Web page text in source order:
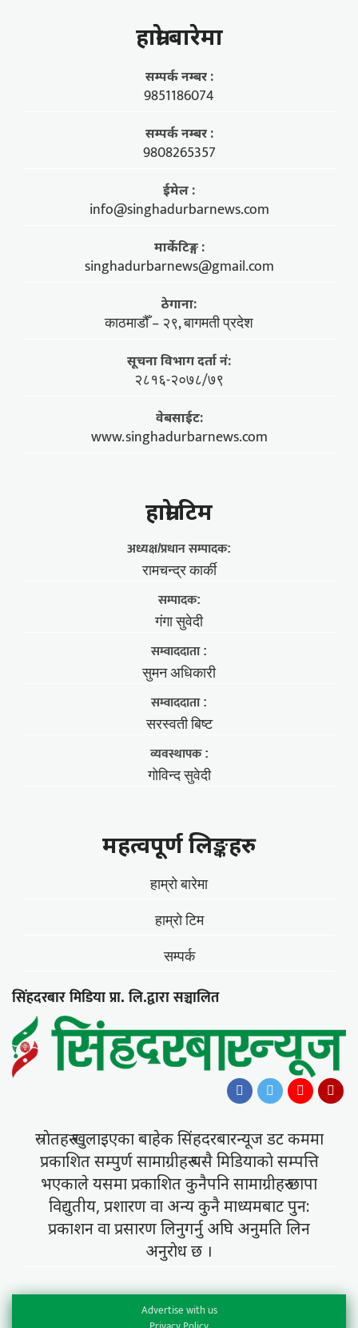
हाम्राे बारेमा
सम्पर्क नम्बर :
9851186074
सम्पर्क नम्बर :
9808265357
ईमेल :
info@singhadurbarnews.com
मार्केटिङ्ग :
singhadurbarnews@gmail.com
ठेगाना:
काठमाडौँ – २९, बागमती प्रदेश
सूचना विभाग दर्ता नं:
२८१६-२०७८/७९
वेबसाईट:
www.singhadurbarnews.com
हाम्राे टिम
अध्यक्ष/प्रधान सम्पादक:
रामचन्द्र कार्की
सम्पादक:
गंगा सुवेदी
सम्वाददाता :
सुमन अधिकारी
सम्वाददाता :
सरस्वती बिष्ट
व्यवस्थापक :
गोविन्द सुवेदी
महत्वपूर्ण लिङ्कहरु
हाम्राे बारेमा
हाम्राे टिम
सम्पर्क
सिंहदरबार मिडिया प्रा. लि.द्वारा सञ्चालित
स्राेतहरु खुलाइएका बाहेक सिंहदरबारन्यूज डट कममा
प्रकाशित सम्पुर्ण सामाग्रीहरु यसै मिडियाकाे सम्पत्ति
भएकाले यसमा प्रकाशित कुनैपनि सामाग्रीहरु छापा
विद्युतीय, प्रशारण वा अन्य कुनै माध्यमबाट पुन:
प्रकाशन वा प्रसारण लिनुगर्नु अघि अनुमति लिन
अनुराेध छ ।
Advertise with us